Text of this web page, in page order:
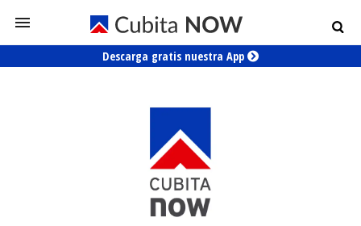
Descarga gratis nuestra App